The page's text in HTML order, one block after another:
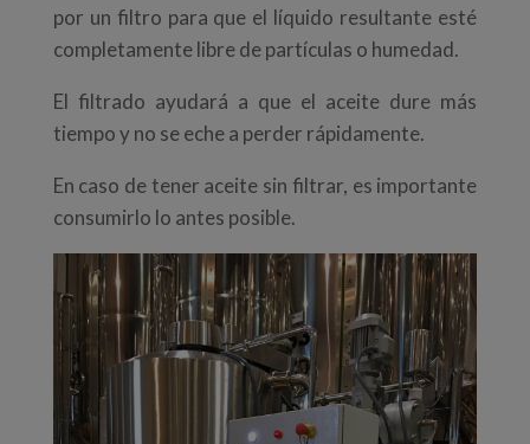
por un filtro para que el líquido resultante esté
completamente libre de partículas o humedad.
El filtrado ayudará a que el aceite dure más
tiempo y no se eche a perder rápidamente.
En caso de tener aceite sin filtrar, es importante
consumirlo lo antes posible.